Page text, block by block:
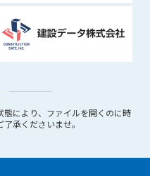
により、ファイルを開くのに時
承くださいませ。
削除できるものとします。
定める禁止事項に該当する
場合
た場合
ビス内容の変更(新規追加、